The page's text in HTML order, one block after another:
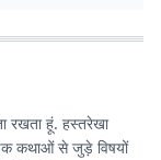
रखता हूं. हस्तरेखा
कथाओं से जुड़े विषयों